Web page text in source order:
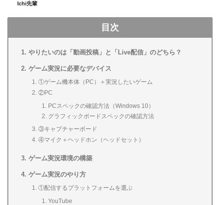
Ichi先輩
目次
やりたいのは「動画投稿」と「Live配信」のどちら？
ゲーム実況に必要なデバイス
①ゲーム機本体（PC）＋実況したいゲーム
②PC
PCスペックの確認方法（Windows 10）
グラフィックボードスペックの確認方法
③キャプチャーボード
④マイク＋ヘッドホン（ヘッドセット）
ゲーム実況環境の構築
ゲーム実況のやり方
①配信するプラットフォームを選ぶ
YouTube